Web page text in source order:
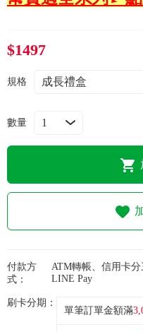
會員專區
$1497
規格
數量
付款方
式：
ATM轉帳、信用卡分
LINE Pay
刷卡分期：
單筆訂單金額滿